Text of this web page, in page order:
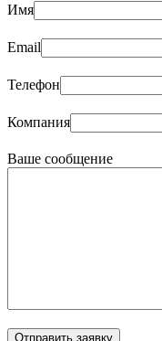
Имя
Email
Телефон
Компания
Ваше сообщение